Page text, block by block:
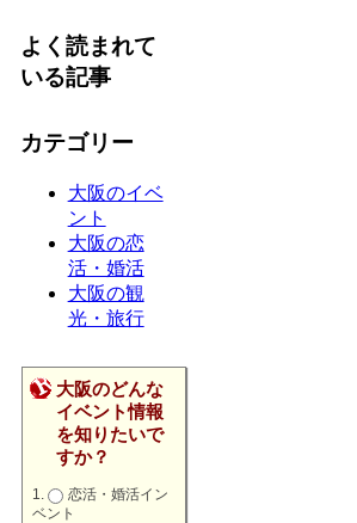
よく読まれて
いる記事
カテゴリー
大阪のイベ
ント
大阪の恋
活・婚活
大阪の観
光・旅行
大阪のどんな
イベント情報
を知りたいで
すか？
恋活・婚活イン
ベント